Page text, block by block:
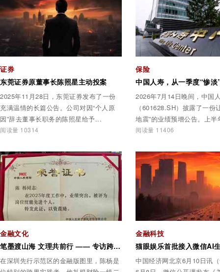
证券
东莞证券原董事长陈照星主动投案
2025年11月28日，东莞证券发布了一份
充满温情的长篇公告。公司对因“个人原
因”辞去董事长职务的陈照星给予...
阅读量 10314
保险
2026年7月14日晚间，中国
（601628.SH）披露了一份
地震”的业绩预增公告。上
阅读量 11406
金融文化
笔墨渡山海 文理共前行 —— 专访跨界金融作家、财险一线从业者陈杨
在深圳先行示范区的金融版图里，陈杨是
金融科技
中国经济网北京6月10日讯